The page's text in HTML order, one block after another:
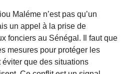
Maléme n’est pas qu’un
un appel à la prise de
fonciers au Sénégal. Il faut que
mesures pour protéger les
que des situations